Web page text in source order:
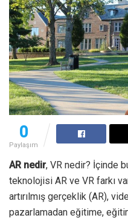
0
Paylaşım
AR nedir, VR nedir? İçinde
teknolojisi AR ve VR farkı
artırılmış gerçeklik (AR),
pazarlamadan eğitime,